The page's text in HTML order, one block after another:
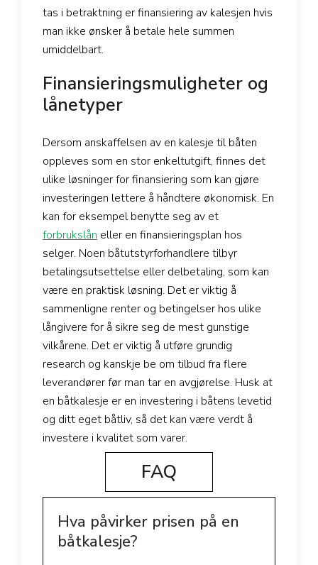
tas i betraktning er finansiering av kalesjen hvis
man ikke ønsker å betale hele summen
umiddelbart.
Finansieringsmuligheter og
lånetyper
Dersom anskaffelsen av en kalesje til båten
oppleves som en stor enkeltutgift, finnes det
ulike løsninger for finansiering som kan gjøre
investeringen lettere å håndtere økonomisk. En
kan for eksempel benytte seg av et
forbrukslån eller en finansieringsplan hos
selger. Noen båtutstyrforhandlere tilbyr
betalingsutsettelse eller delbetaling, som kan
være en praktisk løsning. Det er viktig å
sammenligne renter og betingelser hos ulike
långivere for å sikre seg de mest gunstige
vilkårene. Det er viktig å utføre grundig
research og kanskje be om tilbud fra flere
leverandører før man tar en avgjørelse. Husk at
en båtkalesje er en investering i båtens levetid
og ditt eget båtliv, så det kan være verdt å
investere i kvalitet som varer.
FAQ
Hva påvirker prisen på en
båtkalesje?